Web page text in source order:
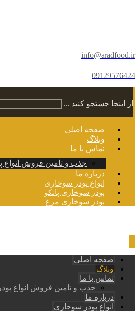
info@aradfood.ir
09129576424
از اینجا جستجو کنید ...
صفحه اصلی
وبلاگ
تماس با ما
جذب و تامین فروش انواع
درباره ما
انواع پودر سوخاری
پودر سوخاری پانکو
پودر سوخاری مرغ
صفحه اصلی
وبلاگ
تماس با ما
جذب و تامین فروش انواع
درباره ما
انواع پودر سوخاری